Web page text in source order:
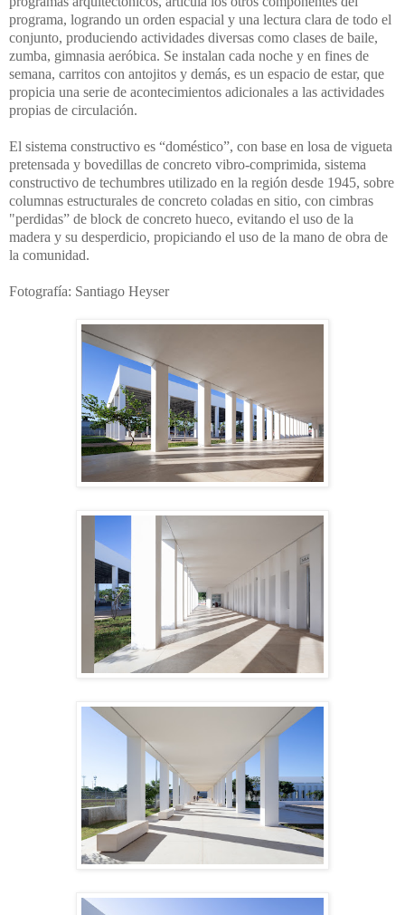
programa, logrando un orden espacial y una lectura clara de todo el
conjunto, produciendo actividades diversas como clases de baile,
zumba, gimnasia aeróbica. Se instalan cada noche y en fines de
semana, carritos con antojitos y demás, es un espacio de estar, que
propicia una serie de acontecimientos adicionales a las actividades
propias de circulación.
El sistema constructivo es “doméstico”, con base en losa de vigueta
pretensada y bovedillas de concreto vibro-comprimida, sistema
constructivo de techumbres utilizado en la región desde 1945, sobre
columnas estructurales de concreto coladas en sitio, con cimbras
"perdidas” de block de concreto hueco, evitando el uso de la
madera y su desperdicio, propiciando el uso de la mano de obra de
la comunidad.
Fotografía: Santiago Heyser